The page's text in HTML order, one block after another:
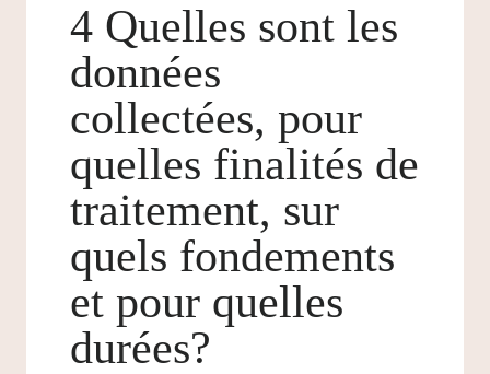
4 Quelles sont les
données
collectées, pour
quelles finalités de
traitement, sur
quels fondements
et pour quelles
durées?